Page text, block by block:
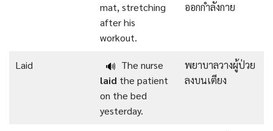
mat, stretching
after his
workout.
ออกกำลังกาย
Laid 🔊 The nurse
laid the patient
on the bed
yesterday.
พยาบาลวางผู้ป่วย
ลงบนเตียง